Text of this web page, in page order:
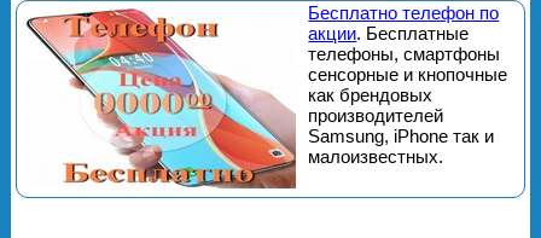
Бесплатно телефон по
акции. Бесплатные
телефоны, смартфоны
сенсорные и кнопочные
как брендовых
производителей
Samsung, iPhone так и
малоизвестных.